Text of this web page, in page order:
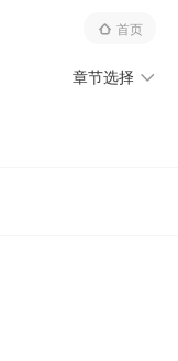
首页
章节选择